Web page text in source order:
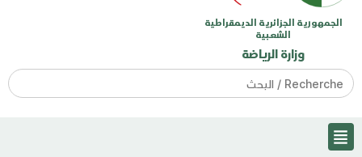
الجمهورية الجزائرية الديمقراطية
الشعبية
وزارة الرياضة
Search
for: